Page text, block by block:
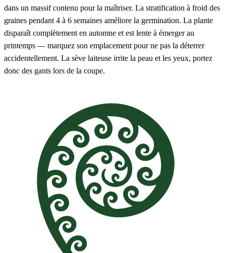
dans un massif contenu pour la maîtriser. La stratification à froid des
graines pendant 4 à 6 semaines améliore la germination. La plante
disparaît complètement en automne et est lente à émerger au
printemps — marquez son emplacement pour ne pas la déterrer
accidentellement. La sève laiteuse irrite la peau et les yeux, portez
donc des gants lors de la coupe.